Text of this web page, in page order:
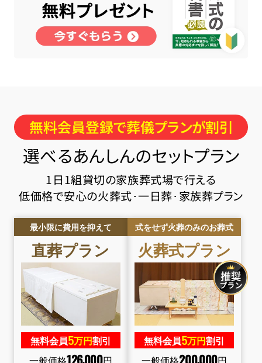
無料会員登録で葬儀プランが割引
選べるあんしんのセットプラン
1日1組貸切の家族葬式場で行える
低価格で安心の火葬式･一日葬･家族葬プラン
最小限に費用を抑えて
直葬プラン
無料会員5万円割引
一般価格126,000円
式をせず火葬のみのお葬式
火葬式プラン
無料会員5万円割引
一般価格200,000円